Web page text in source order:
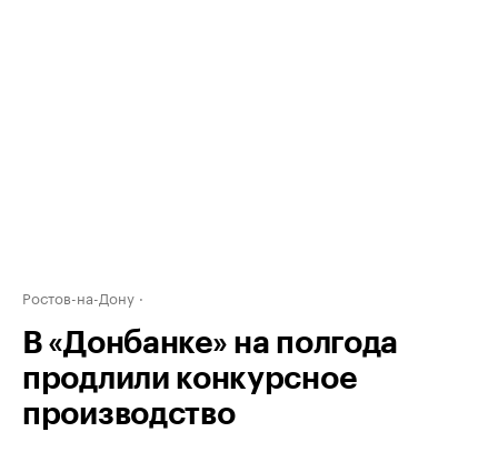
Ростов-на-Дону
В «Донбанке» на полгода
продлили конкурсное
производство